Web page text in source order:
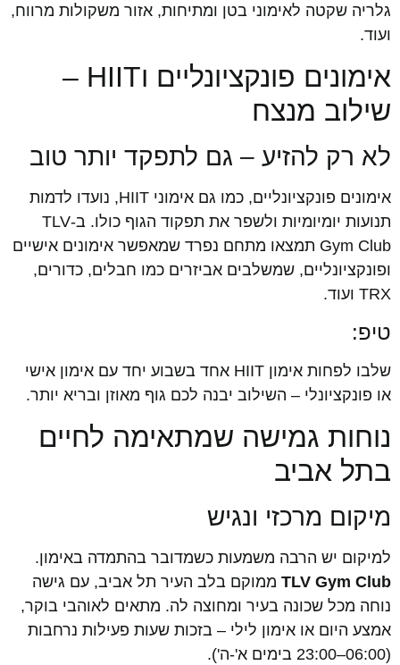
גלריה שקטה לאימוני בטן ומתיחות, אזור משקולות מרווח,
ועוד.
אימונים פונקציונליים וHIIT –
שילוב מנצח
לא רק להזיע – גם לתפקד יותר טוב
אימונים פונקציונליים, כמו גם אימוני HIIT, נועדו לדמות
תנועות יומיומיות ולשפר את תפקוד הגוף כולו. ב-TLV
Gym Club תמצאו מתחם נפרד שמאפשר אימונים אישיים
ופונקציונליים, שמשלבים אביזרים כמו חבלים, כדורים,
TRX ועוד.
טיפ:
שלבו לפחות אימון HIIT אחד בשבוע יחד עם אימון אישי
או פונקציונלי – השילוב יבנה לכם גוף מאוזן ובריא יותר.
נוחות גמישה שמתאימה לחיים
בתל אביב
מיקום מרכזי ונגיש
למיקום יש הרבה משמעות כשמדובר בהתמדה באימון.
TLV Gym Club ממוקם בלב העיר תל אביב, עם גישה
נוחה מכל שכונה בעיר ומחוצה לה. מתאים לאוהבי בוקר,
אמצע היום או אימון לילי – בזכות שעות פעילות נרחבות
(06:00–23:00 בימים א'-ה').